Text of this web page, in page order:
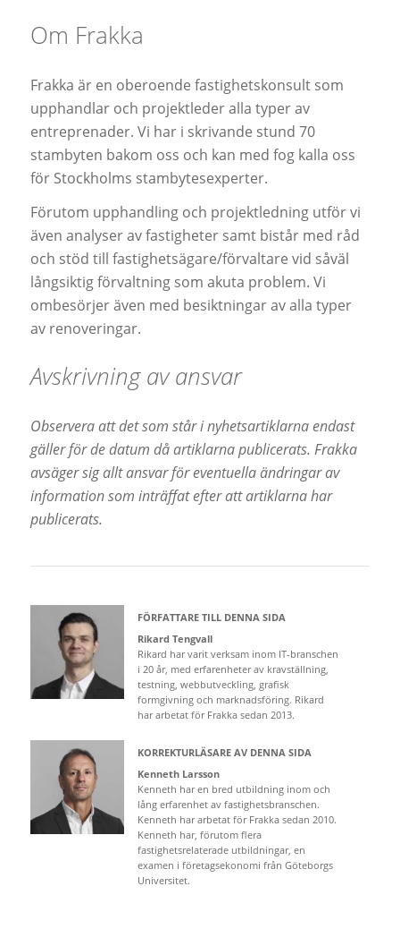
Om Frakka
Frakka är en oberoende fastighetskonsult som
upphandlar och projektleder alla typer av
entreprenader. Vi har i skrivande stund 70
stambyten bakom oss och kan med fog kalla oss
för Stockholms stambytesexperter.
Förutom upphandling och projektledning utför vi
även analyser av fastigheter samt bistår med råd
och stöd till fastighetsägare/förvaltare vid såväl
långsiktig förvaltning som akuta problem. Vi
ombesörjer även med besiktningar av alla typer
av renoveringar.
Avskrivning av ansvar
Observera att det som står i nyhetsartiklarna endast
gäller för de datum då artiklarna publicerats. Frakka
avsäger sig allt ansvar för eventuella ändringar av
information som inträffat efter att artiklarna har
publicerats.
FÖRFATTARE TILL DENNA SIDA
Rikard Tengvall
Rikard har varit verksam inom IT-branschen
i 20 år, med erfarenheter av kravställning,
testning, webbutveckling, grafisk
formgivning och marknadsföring. Rikard
har arbetat för Frakka sedan 2013.
KORREKTURLÄSARE AV DENNA SIDA
Kenneth Larsson
Kenneth har en bred utbildning inom och
lång erfarenhet av fastighetsbranschen.
Kenneth har arbetat för Frakka sedan 2010.
Kenneth har, förutom flera
fastighetsrelaterade utbildningar, en
examen i företagsekonomi från Göteborgs
Universitet.